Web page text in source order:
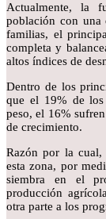
Actualmente, la
población con una
familias, el
completa y
altos índices de
Dentro de los
que el 19% de los
peso, el 16%
de crecimiento.
Razón por la cual,
esta zona, por
siembra en el
producción
otra parte a los